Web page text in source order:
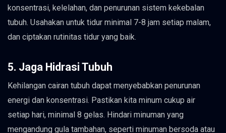
konsentrasi, kelelahan, dan penurunan sistem kekebalan
tubuh. Usahakan untuk tidur minimal 7-8 jam setiap malam,
dan ciptakan rutinitas tidur yang baik.
5. Jaga Hidrasi Tubuh
Kehilangan cairan tubuh dapat menyebabkan penurunan
energi dan konsentrasi. Pastikan kita minum cukup air
setiap hari, minimal 8 gelas. Hindari minuman yang
mengandung gula tambahan, seperti minuman bersoda atau